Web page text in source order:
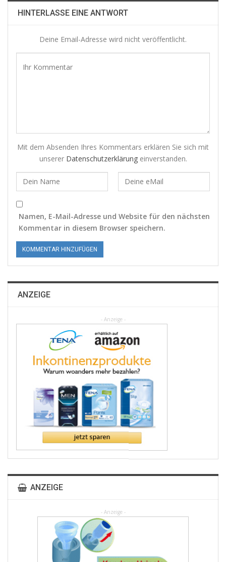
HINTERLASSE EINE ANTWORT
Deine Email-Adresse wird nicht veröffentlicht.
Mit dem Absenden Ihres Kommentars erklären Sie sich mit
unserer Datenschutzerklärungeinverstanden.
Namen, E-Mail-Adresse und Website für den nächsten
Kommentar in diesem Browser speichern.
ANZEIGE
- Anzeige -
ANZEIGE
- Anzeige -